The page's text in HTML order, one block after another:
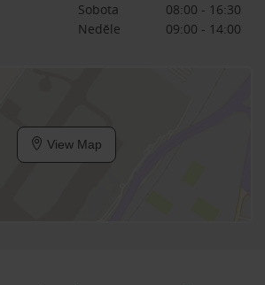
Sobota
08:00 - 16:30
Neděle
09:00 - 14:00
View Map